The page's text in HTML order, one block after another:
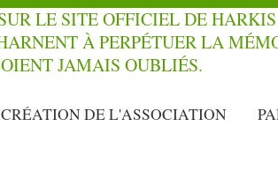
CRÉATION DE L'ASSOCIATION